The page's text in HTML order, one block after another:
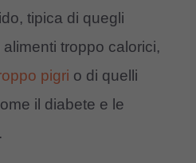
tipica di quegli
troppo calorici,
pigri o di quelli
il diabete e le